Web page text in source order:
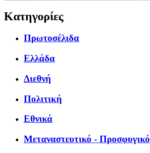
Κατηγορίες
Πρωτοσέλιδα
Ελλάδα
Διεθνή
Πολιτική
Εθνικά
Μεταναστευτικό - Προσφυγικό